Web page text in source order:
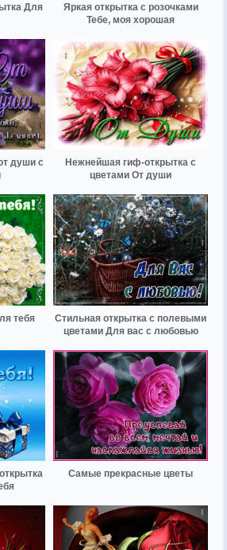
Для
Яркая открытка с розочками
Тебе, моя хорошая
души с
Нежнейшая гиф-открытка с
цветами От души
тебя
Стильная открытка с полевыми
цветами Для вас с любовью
Самые прекрасные цветы